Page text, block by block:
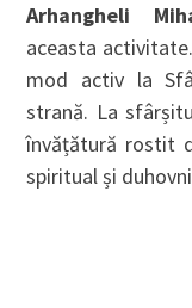
Arhangheli
aceasta
mod activ la
strană. La
învățătură rostit
spiritual și